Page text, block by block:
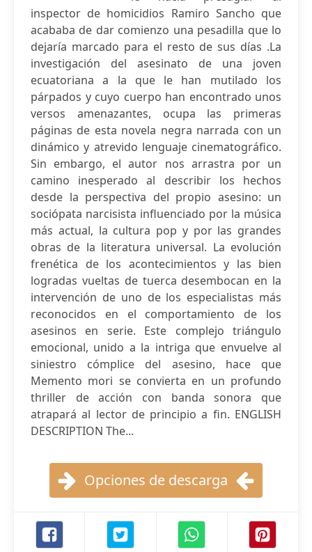
inspector de homicidios Ramiro Sancho que
acababa de dar comienzo una pesadilla que lo
dejaría marcado para el resto de sus días .La
investigación del asesinato de una joven
ecuatoriana a la que le han mutilado los
párpados y cuyo cuerpo han encontrado unos
versos amenazantes, ocupa las primeras
páginas de esta novela negra narrada con un
dinámico y atrevido lenguaje cinematográfico.
Sin embargo, el autor nos arrastra por un
camino inesperado al describir los hechos
desde la perspectiva del propio asesino: un
sociópata narcisista influenciado por la música
más actual, la cultura pop y por las grandes
obras de la literatura universal. La evolución
frenética de los acontecimientos y las bien
logradas vueltas de tuerca desembocan en la
intervención de uno de los especialistas más
reconocidos en el comportamiento de los
asesinos en serie. Este complejo triángulo
emocional, unido a la intriga que envuelve al
siniestro cómplice del asesino, hace que
Memento mori se convierta en un profundo
thriller de acción con banda sonora que
atrapará al lector de principio a fin. ENGLISH
DESCRIPTION The...
Opciones de descarga